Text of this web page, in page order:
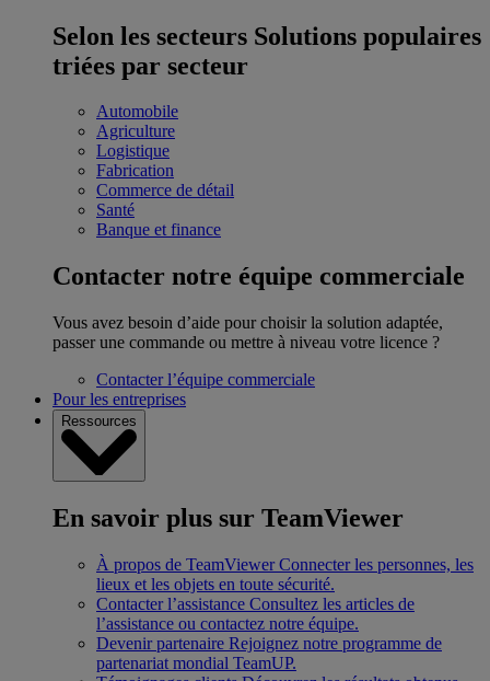
Selon les secteurs Solutions populaires
triées par secteur
Automobile
Agriculture
Logistique
Fabrication
Commerce de détail
Santé
Banque et finance
Contacter notre équipe commerciale
Vous avez besoin d’aide pour choisir la solution adaptée,
passer une commande ou mettre à niveau votre licence ?
Contacter l’équipe commerciale
Pour les entreprises
Ressources
En savoir plus sur TeamViewer
À propos de TeamViewer Connecter les personnes, les
lieux et les objets en toute sécurité.
Contacter l’assistance Consultez les articles de
l’assistance ou contactez notre équipe.
Devenir partenaire Rejoignez notre programme de
partenariat mondial TeamUP.